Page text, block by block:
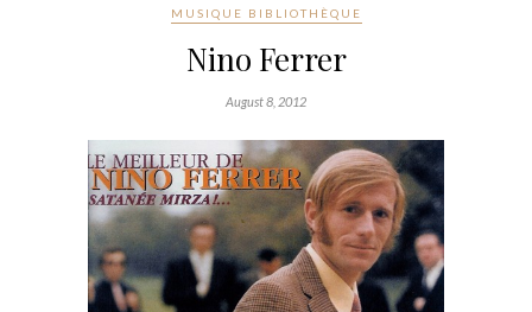
MUSIQUE BIBLIOTHÈQUE
Nino Ferrer
August 8, 2012